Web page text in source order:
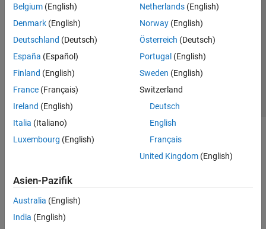
Belgium (English)
Denmark (English)
Deutschland (Deutsch)
España (Español)
Finland (English)
France (Français)
Ireland (English)
Italia (Italiano)
Luxembourg (English)
Netherlands(English)
Norway(English)
Österreich (Deutsch)
Portugal (English)
Sweden (English)
Switzerland
Deutsch
English
Français
United Kingdom(English)
Asien-Pazifik
Australia (English)
India (English)
Trust Center
Datenschutz-Richtlinien
Datendiebstahl verhindern
Status von Anwendungen
© 1994-2026 The MathWorks, Inc.
Website auswählen
Deutschland